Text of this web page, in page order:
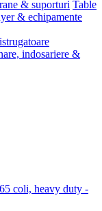
& suporturi Table
& echipamente
indosariere &
coli, heavy duty -